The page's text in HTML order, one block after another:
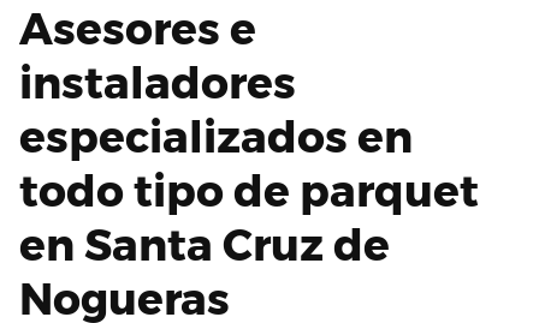
Asesores e
instaladores
especializados en
todo tipo de parquet
en Santa Cruz de
Nogueras